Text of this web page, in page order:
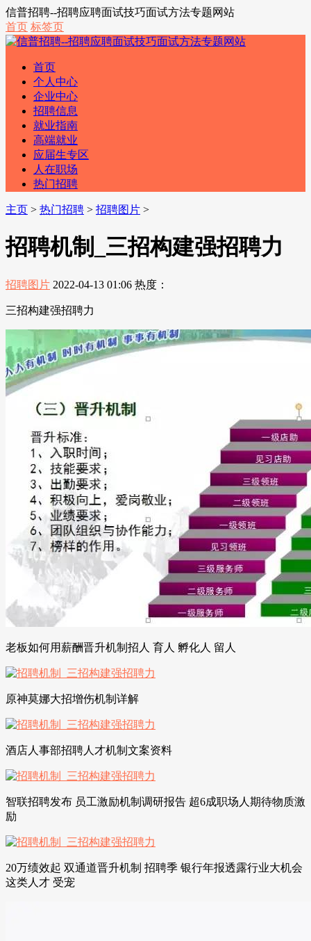
信普招聘--招聘应聘面试技巧面试方法专题网站
首页 标签页
首页
个人中心
企业中心
招聘信息
就业指南
高端就业
应届生专区
人在职场
热门招聘
主页 > 热门招聘 > 招聘图片 >
招聘机制_三招构建强招聘力
招聘图片 2022-04-13 01:06 热度：
三招构建强招聘力
老板如何用薪酬晋升机制招人 育人 孵化人 留人
原神莫娜大招增伤机制详解
酒店人事部招聘人才机制文案资料
智联招聘发布 员工激励机制调研报告 超6成职场人期待物质激
励
20万绩效起 双通道晋升机制 招聘季 银行年报透露行业大机会
这类人才 受宠